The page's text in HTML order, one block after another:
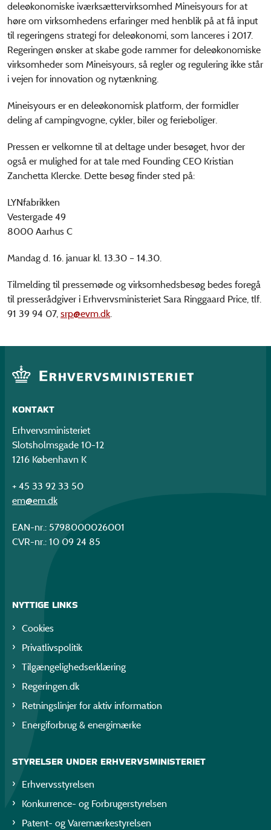
deleøkonomiske iværksættervirksomhed Mineisyours for at
høre om virksomhedens erfaringer med henblik på at få input
til regeringens strategi for deleøkonomi, som lanceres i 2017.
Regeringen ønsker at skabe gode rammer for deleøkonomiske
virksomheder som Mineisyours, så regler og regulering ikke står
i vejen for innovation og nytænkning.
Mineisyours er en deleøkonomisk platform, der formidler
deling af campingvogne, cykler, biler og ferieboliger.
Pressen er velkomne til at deltage under besøget, hvor der
også er mulighed for at tale med Founding CEO Kristian
Zanchetta Klercke. Dette besøg finder sted på:
LYNfabrikken
Vestergade 49
8000 Aarhus C
Mandag d. 16. januar kl. 13.30 – 14.30.
Tilmelding til pressemøde og virksomhedsbesøg bedes foregå
til presserådgiver i Erhvervsministeriet Sara Ringgaard Price, tlf.
91 39 94 07, srp@evm.dk.
KONTAKT
Erhvervsministeriet
Slotsholmsgade 10-12
1216 København K
+ 45 33 92 33 50
em@em.dk
EAN-nr.: 5798000026001
CVR-nr.: 10 09 24 85
NYTTIGE LINKS
Cookies
Privatlivspolitik
Tilgængelighedserklæring
Regeringen.dk
Retningslinjer for aktiv information
Energiforbrug & energimærke
STYRELSER UNDER ERHVERVSMINISTERIET
Erhvervsstyrelsen
Konkurrence- og Forbrugerstyrelsen
Patent- og Varemærkestyrelsen